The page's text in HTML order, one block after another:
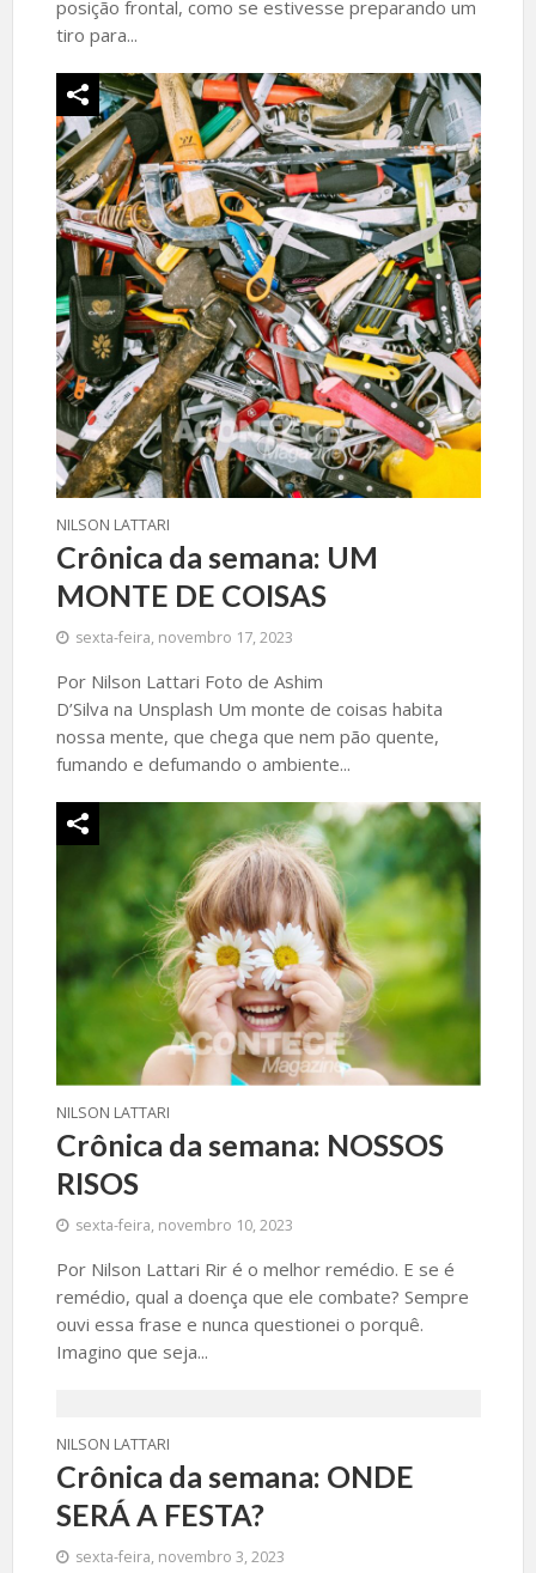
posição frontal, como se estivesse preparando um
tiro para...
NILSON LATTARI
Crônica da semana: UM
MONTE DE COISAS
sexta-feira, novembro 17, 2023
Por Nilson Lattari Foto de Ashim
D’Silva na Unsplash Um monte de coisas habita
nossa mente, que chega que nem pão quente,
fumando e defumando o ambiente...
NILSON LATTARI
Crônica da semana: NOSSOS
RISOS
sexta-feira, novembro 10, 2023
Por Nilson Lattari Rir é o melhor remédio. E se é
remédio, qual a doença que ele combate? Sempre
ouvi essa frase e nunca questionei o porquê.
Imagino que seja...
NILSON LATTARI
Crônica da semana: ONDE
SERÁ A FESTA?
sexta-feira, novembro 3, 2023